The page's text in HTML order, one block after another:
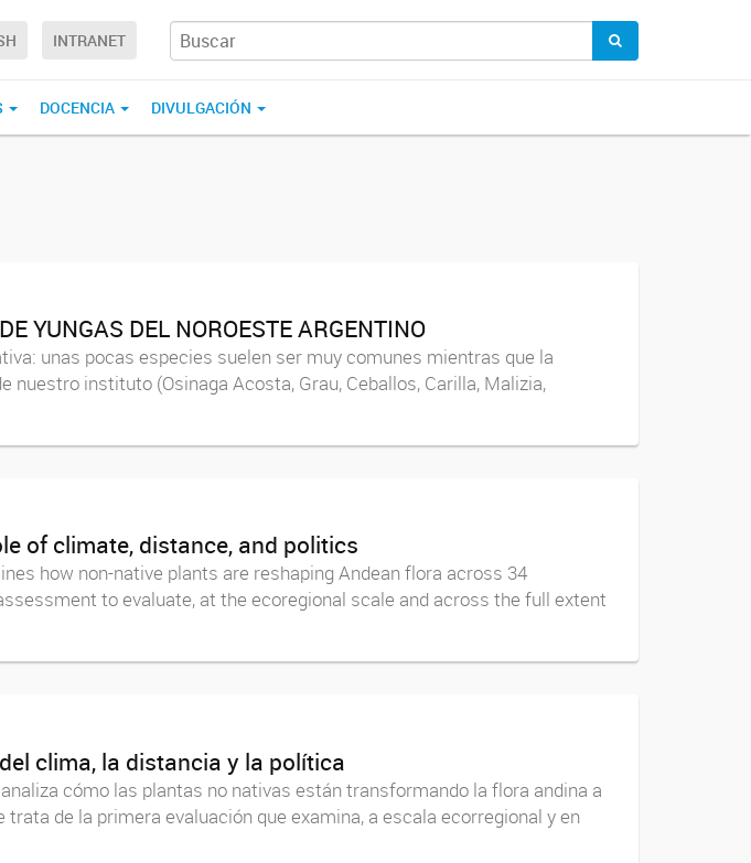
INTRANET
DOCENCIA DIVULGACIÓN
YUNGAS DEL NOROESTE ARGENTINO
unas pocas especies suelen ser muy comunes mientras que la
instituto (Osinaga Acosta, Grau, Ceballos, Carilla, Malizia,
of climate, distance, and politics
how non-native plants are reshaping Andean flora across 34
to evaluate, at the ecoregional scale and across the full extent
clima, la distancia y la política
cómo las plantas no nativas están transformando la flora andina a
de la primera evaluación que examina, a escala ecorregional y en